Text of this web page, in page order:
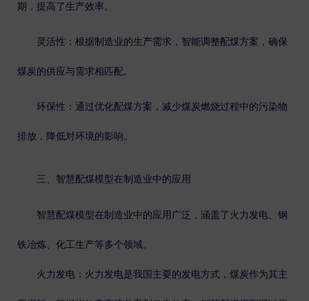
期，提高了生产效率。
灵活性 ：根据制造业的生产需求，智能调整配煤方案，确保
煤炭的供应与需求相匹配。
环保性 ：通过优化配煤方案，减少煤炭燃烧过程中的污染物
排放，降低对环境的影响。
三、智慧配煤模型在制造业中的应用
智慧配煤模型在制造业中的应用广泛，涵盖了火力发电、钢
铁冶炼、化工生产等多个领域。
火力发电 ：火力发电是我国主要的发电方式，煤炭作为其主